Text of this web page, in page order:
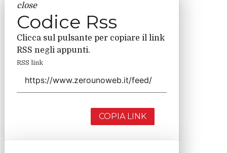
close
Codice Rss
Clicca sul pulsante per copiare il link
RSS negli appunti.
RSS link
COPIA LINK